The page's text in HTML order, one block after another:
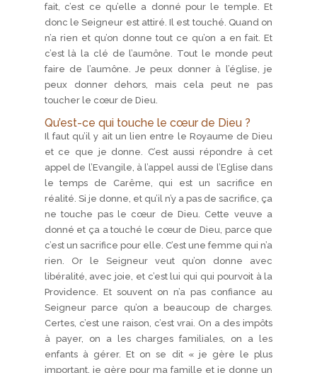
fait, c’est ce qu’elle a donné pour le temple. Et
donc le Seigneur est attiré. Il est touché. Quand on
n’a rien et qu’on donne tout ce qu’on a en fait. Et
c’est là la clé de l’aumône. Tout le monde peut
faire de l’aumône. Je peux donner à l’église, je
peux donner dehors, mais cela peut ne pas
toucher le cœur de Dieu.
Qu’est-ce qui touche le cœur de Dieu ?
Il faut qu’il y ait un lien entre le Royaume de Dieu
et ce que je donne. C’est aussi répondre à cet
appel de l’Evangile, à l’appel aussi de l’Eglise dans
le temps de Carême, qui est un sacrifice en
réalité. Si je donne, et qu’il n’y a pas de sacrifice, ça
ne touche pas le cœur de Dieu. Cette veuve a
donné et ça a touché le cœur de Dieu, parce que
c’est un sacrifice pour elle. C’est une femme qui n’a
rien. Or le Seigneur veut qu’on donne avec
libéralité, avec joie, et c’est lui qui qui pourvoit à la
Providence. Et souvent on n’a pas confiance au
Seigneur parce qu’on a beaucoup de charges.
Certes, c’est une raison, c’est vrai. On a des impôts
à payer, on a les charges familiales, on a les
enfants à gérer. Et on se dit « je gère le plus
important, je gère pour ma famille et je donne un